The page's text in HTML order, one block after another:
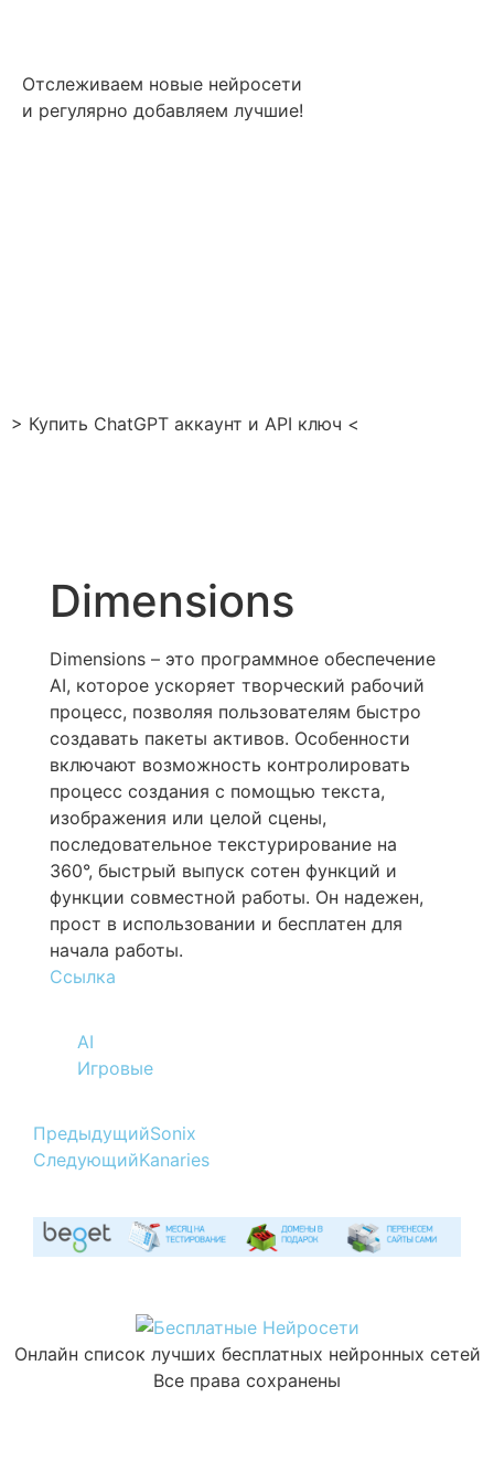
Отслеживаем новые нейросети
и регулярно добавляем лучшие!
> Купить ChatGPT аккаунт и API ключ <
Dimensions
Dimensions – это программное обеспечение
AI, которое ускоряет творческий рабочий
процесс, позволяя пользователям быстро
создавать пакеты активов. Особенности
включают возможность контролировать
процесс создания с помощью текста,
изображения или целой сцены,
последовательное текстурирование на
360°, быстрый выпуск сотен функций и
функции совместной работы. Он надежен,
прост в использовании и бесплатен для
начала работы.
Ссылка
AI
Игровые
ПредыдущийSonix
СледующийKanaries
Онлайн список лучших бесплатных нейронных сетей
Все права сохранены